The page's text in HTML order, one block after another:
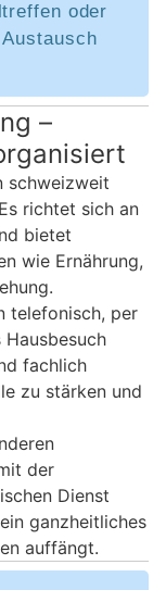
oder
–
schweizweit
richtet sich an
bietet
wie Ernährung,
telefonisch, per
fachlich
zu stärken und
der
Dienst
ganzheitliches
auffängt.